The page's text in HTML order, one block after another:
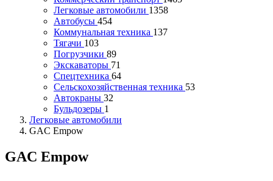
Легковые автомобили 1358
Автобусы 454
Коммунальная техника 137
Тягачи 103
Погрузчики 89
Экскаваторы 71
Спецтехника 64
Сельскохозяйственная техника 53
Автокраны 32
Бульдозеры 1
Легковые автомобили
GAC Empow
GAC Empow